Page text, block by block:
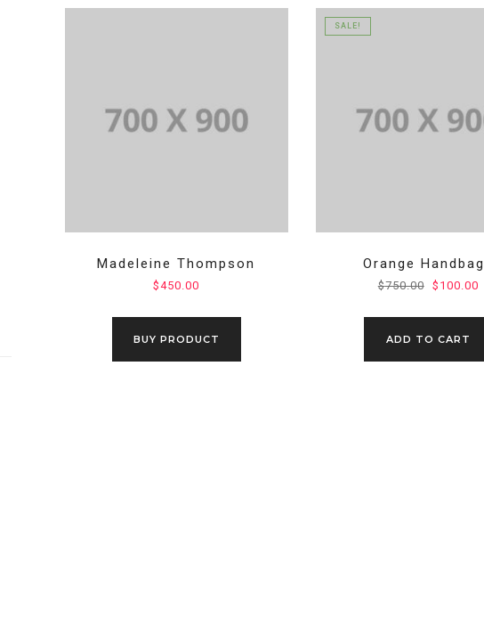
Madeleine Thompson
$450.00
BUY PRODUCT
SALE!
Orange
$750.00
Original
was:
$750.00.
$ 100.00
ADD TO CART